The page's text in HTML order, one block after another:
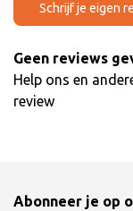
Schrijf je eigen
Geen reviews
Help ons en
review
Abonneer je op